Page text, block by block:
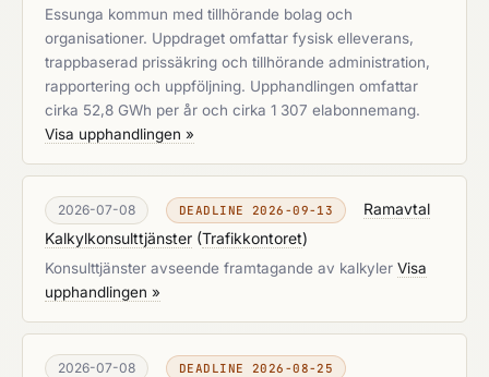
Essunga kommun med tillhörande bolag och
organisationer. Uppdraget omfattar fysisk elleverans,
trappbaserad prissäkring och tillhörande administration,
rapportering och uppföljning. Upphandlingen omfattar
cirka 52,8 GWh per år och cirka 1 307 elabonnemang.
Visa upphandlingen »
2026-07-08 DEADLINE 2026-09-13
Ramavtal
Kalkylkonsulttjänster (Trafikkontoret)
Konsulttjänster avseende framtagande av kalkyler Visa
upphandlingen »
2026-07-08 DEADLINE 2026-08-25